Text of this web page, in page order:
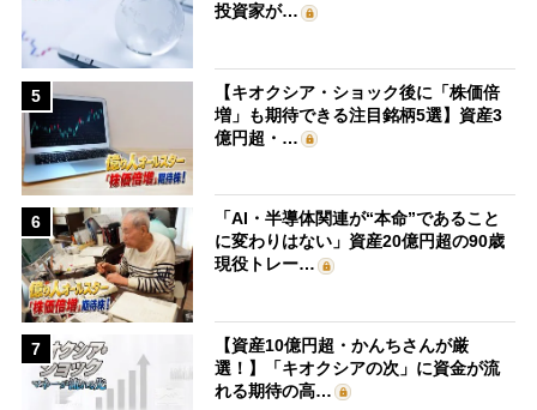
投資家が…
5
【キオクシア・ショック後に「株価倍
増」も期待できる注目銘柄5選】資産3
億円超・…
6
「AI・半導体関連が“本命”であること
に変わりはない」資産20億円超の90歳
現役トレー…
7
【資産10億円超・かんちさんが厳
選！】「キオクシアの次」に資金が流
れる期待の高…